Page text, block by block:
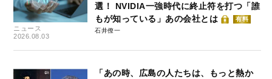
ニュース
2026.08.03
選！ NVIDIA一強時代に終止符を打つ「誰
もが知っている」あの会社とは
有料
石井僚一
「あの時、広島の人たちは、もっと熱か